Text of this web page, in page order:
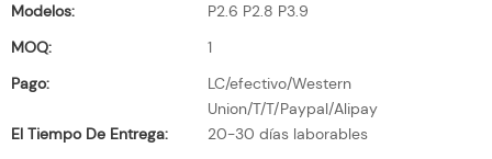
Modelos:
P2.6 P2.8 P3.9
MOQ:
1
Pago:
LC/efectivo/Western
Union/T/T/Paypal/Alipay
El Tiempo De Entrega:
20-30 días laborables